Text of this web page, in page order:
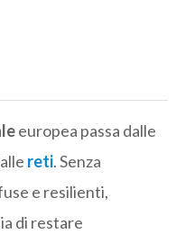
europea passa dalle
reti. Senza
e resilienti,
di restare